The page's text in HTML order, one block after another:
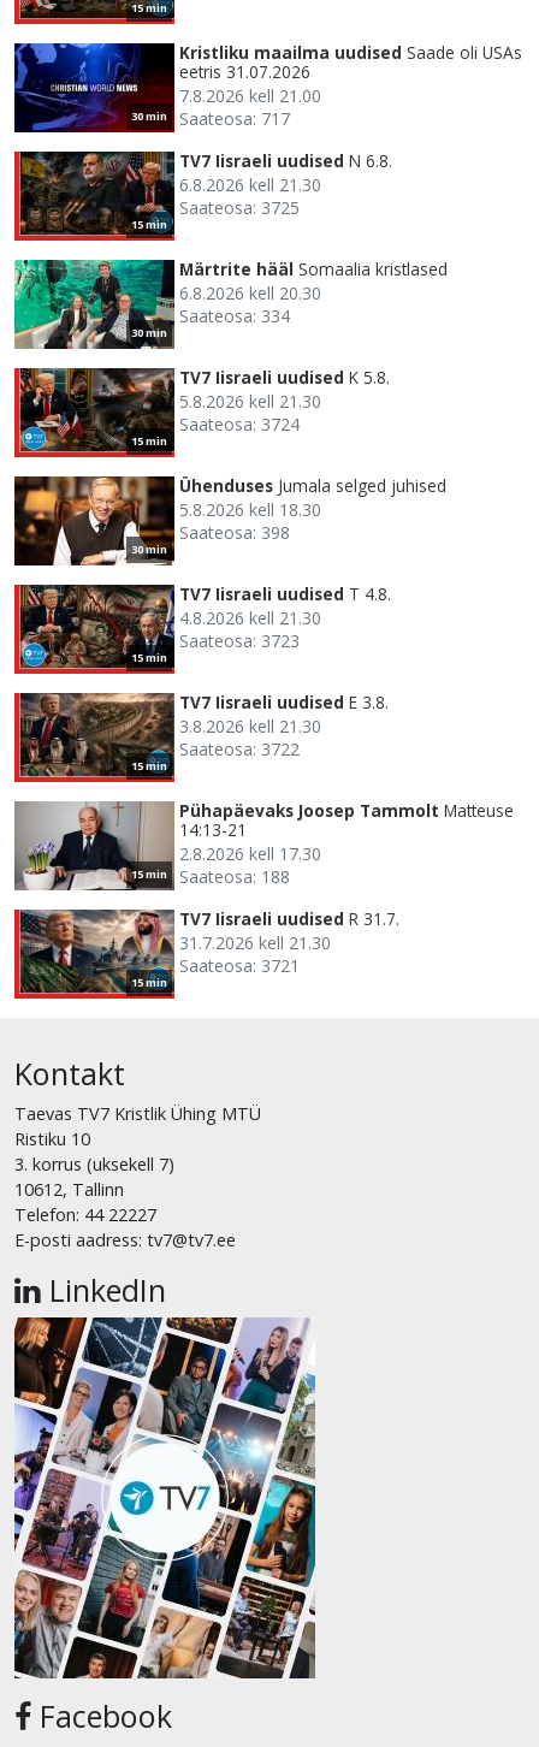
15 min
30 min
Kristliku maailma uudised Saade oli USAs
eetris 31.07.2026
7.8.2026 kell 21.00
Saateosa: 717
15 min
TV7 Iisraeli uudised N 6.8.
6.8.2026 kell 21.30
Saateosa: 3725
30 min
Märtrite hääl Somaalia kristlased
6.8.2026 kell 20.30
Saateosa: 334
15 min
TV7 Iisraeli uudised K 5.8.
5.8.2026 kell 21.30
Saateosa: 3724
30 min
Ühenduses Jumala selged juhised
5.8.2026 kell 18.30
Saateosa: 398
15 min
TV7 Iisraeli uudised T 4.8.
4.8.2026 kell 21.30
Saateosa: 3723
15 min
TV7 Iisraeli uudised E 3.8.
3.8.2026 kell 21.30
Saateosa: 3722
15 min
Pühapäevaks Joosep Tammolt Matteuse
14:13-21
2.8.2026 kell 17.30
Saateosa: 188
15 min
TV7 Iisraeli uudised R 31.7.
31.7.2026 kell 21.30
Saateosa: 3721
Kontakt
Taevas TV7 Kristlik Ühing MTÜ
Ristiku 10
3. korrus (uksekell 7)
10612, Tallinn
Telefon: 44 22227
E-posti aadress: tv7@tv7.ee
LinkedIn
Facebook